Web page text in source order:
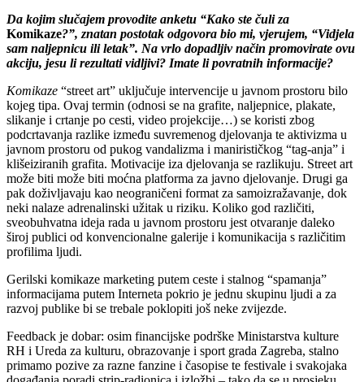
Da kojim slučajem provodite anketu “Kako ste čuli za
Komikaze?”, znatan postotak odgovora bio mi, vjerujem, “Vidjela
sam naljepnicu ili letak”. Na vrlo dopadljiv način promovirate ovu
akciju, jesu li rezultati vidljivi? Imate li povratnih informacije?
Komikaze “street art” uključuje intervencije u javnom prostoru bilo
kojeg tipa. Ovaj termin (odnosi se na grafite, naljepnice, plakate,
slikanje i crtanje po cesti, video projekcije…) se koristi zbog
podcrtavanja razlike između suvremenog djelovanja te aktivizma u
javnom prostoru od pukog vandalizma i manirističkog “tag-anja” i
klišeiziranih grafita. Motivacije iza djelovanja se razlikuju. Street art
može biti može biti moćna platforma za javno djelovanje. Drugi ga
pak doživljavaju kao neograničeni format za samoizražavanje, dok
neki nalaze adrenalinski užitak u riziku. Koliko god različiti,
sveobuhvatna ideja rada u javnom prostoru jest otvaranje daleko
široj publici od konvencionalne galerije i komunikacija s različitim
profilima ljudi.
Gerilski komikaze marketing putem ceste i stalnog “spamanja”
informacijama putem Interneta pokrio je jednu skupinu ljudi a za
razvoj publike bi se trebale poklopiti još neke zvijezde.
Feedback je dobar: osim financijske podrške Ministarstva kulture
RH i Ureda za kulturu, obrazovanje i sport grada Zagreba, stalno
primamo pozive za razne fanzine i časopise te festivale i svakojaka